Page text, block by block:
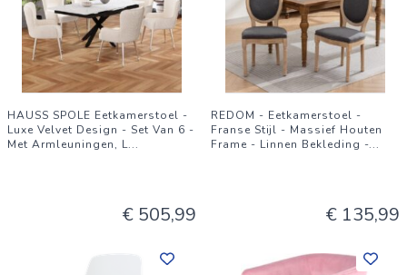
HAUSS SPOLE Eetkamerstoel -
Luxe Velvet Design - Set Van 6 -
Met Armleuningen, L...
€ 505,99
REDOM - Eetkamerstoel -
Franse Stijl - Massief Houten
Frame - Linnen Bekleding -...
€ 135,99